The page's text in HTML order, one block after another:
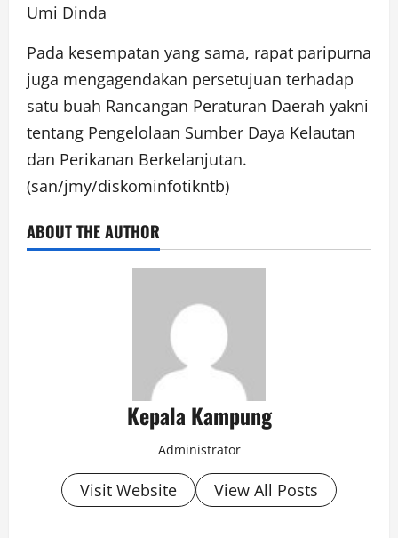
Umi Dinda
Pada kesempatan yang sama, rapat paripurna
juga mengagendakan persetujuan terhadap
satu buah Rancangan Peraturan Daerah yakni
tentang Pengelolaan Sumber Daya Kelautan
dan Perikanan Berkelanjutan.
(san/jmy/diskominfotikntb)
ABOUT THE AUTHOR
Kepala Kampung
Administrator
Visit Website View All Posts